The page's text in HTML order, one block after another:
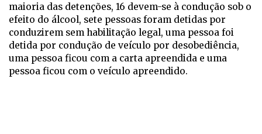
maioria das detenções, 16 devem-se à condução sob o
efeito do álcool, sete pessoas foram detidas por
conduzirem sem habilitação legal, uma pessoa foi
detida por condução de veículo por desobediência,
uma pessoa ficou com a carta apreendida e uma
pessoa ficou com o veículo apreendido.